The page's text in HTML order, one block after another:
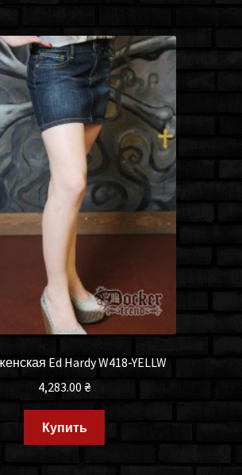
Ed Hardy W418-YELLW
4,283.00 ₴
Купить